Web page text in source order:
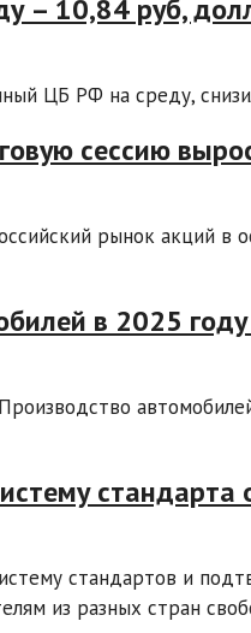
– 10,84 руб,
ЦБ РФ на среду,
сессию
рынок акций в
в 2025
стандарта
стандартов и
из разных стран